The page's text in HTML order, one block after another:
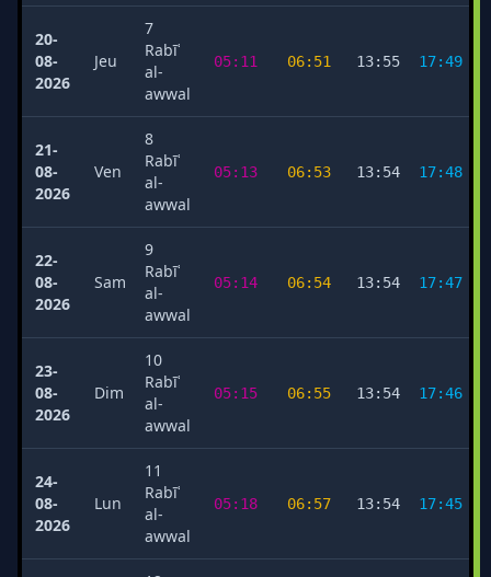
20-
08-
2026
Jeu
7
Rabīʿ
al-
awwal
05:11 06:51 13:55 17:49
21-
08-
2026
Ven
8
Rabīʿ
al-
awwal
05:13 06:53 13:54 17:48
22-
08-
2026
Sam
9
Rabīʿ
al-
awwal
05:14 06:54 13:54 17:47
23-
08-
2026
Dim
10
Rabīʿ
al-
awwal
05:15 06:55 13:54 17:46
24-
08-
2026
Lun
11
Rabīʿ
al-
awwal
05:18 06:57 13:54 17:45